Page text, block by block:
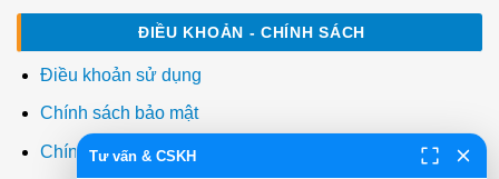
ĐIỀU KHOẢN - CHÍNH SÁCH
Điều khoản sử dụng
Chính sách bảo mật
Chính sách thanh toán
Tư vấn & CSKH